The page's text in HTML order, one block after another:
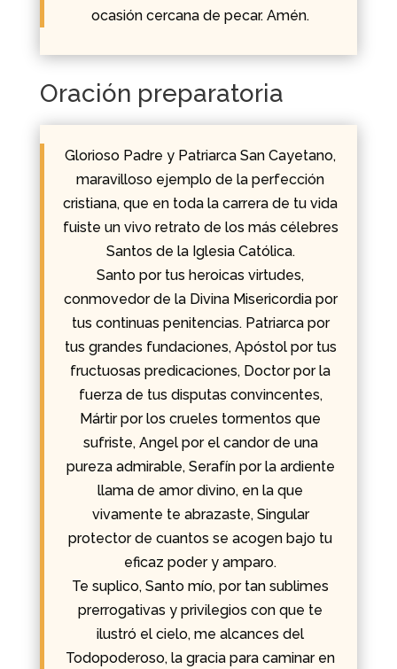
ocasión cercana de pecar. Amén.
Oración preparatoria
Glorioso Padre y Patriarca San Cayetano,
maravilloso ejemplo de la perfección
cristiana, que en toda la carrera de tu vida
fuiste un vivo retrato de los más célebres
Santos de la Iglesia Católica.
Santo por tus heroicas virtudes,
conmovedor de la Divina Misericordia por
tus continuas penitencias. Patriarca por
tus grandes fundaciones, Apóstol por tus
fructuosas predicaciones, Doctor por la
fuerza de tus disputas convincentes,
Mártir por los crueles tormentos que
sufriste, Angel por el candor de una
pureza admirable, Serafín por la ardiente
llama de amor divino, en la que
vivamente te abrazaste, Singular
protector de cuantos se acogen bajo tu
eficaz poder y amparo.
Te suplico, Santo mío, por tan sublimes
prerrogativas y privilegios con que te
ilustró el cielo, me alcances del
Todopoderoso, la gracia para caminar en